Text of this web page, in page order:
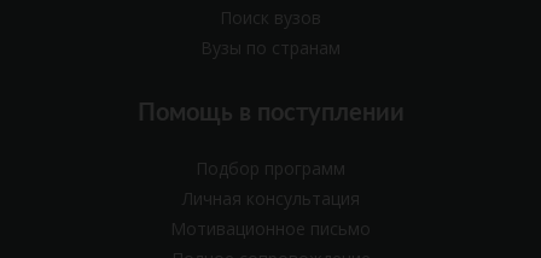
Поиск вузов
Вузы по странам
Помощь в поступлении
Подбор программ
Личная консультация
Мотивационное письмо